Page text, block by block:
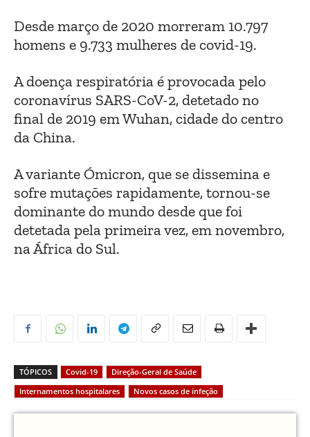
Desde março de 2020 morreram 10.797
homens e 9.733 mulheres de covid-19.
A doença respiratória é provocada pelo
coronavírus SARS-CoV-2, detetado no
final de 2019 em Wuhan, cidade do centro
da China.
A variante Ómicron, que se dissemina e
sofre mutações rapidamente, tornou-se
dominante do mundo desde que foi
detetada pela primeira vez, em novembro,
na África do Sul.
TÓPICOS Covid-19
Direção-Geral de Saúde
Internamentos hospitalares
Novos casos de infeção